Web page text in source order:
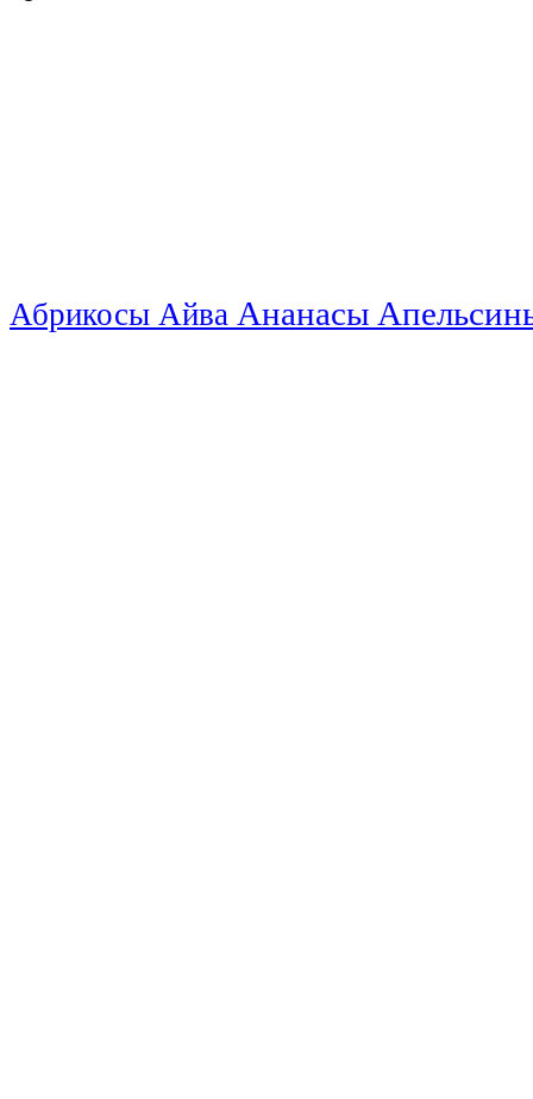
Абрикосы Айва Ананасы